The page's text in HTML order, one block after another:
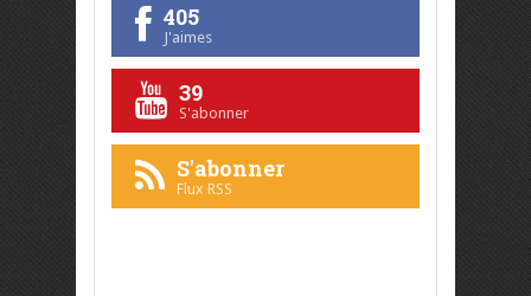
405
J'aimes
39
S'abonner
S'abonner
Flux RSS